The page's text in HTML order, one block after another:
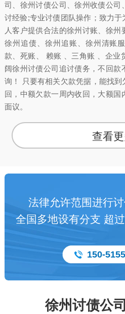
司、徐州讨债公司、徐州收债公司
讨经验;专业讨债团队操作；致力
人客户提供合法的徐州讨账、徐州
徐州追债、徐州追账、徐州清账
款、死账、 赖账 、三角账 、企业
阔徐州讨债公司追讨债务，不回款
询！ 只要有相关欠款凭据，能找
回，中额欠款一周内收回，大额国
面议。
查看
法律允许范围进行
全国多地设有分支 超
150-
徐州讨债公